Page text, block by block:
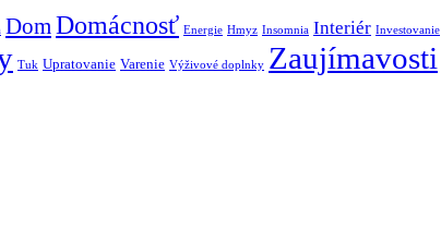
Dom Domácnosť Energie Hmyz Insomnia Interiér Investovanie
Tuk Upratovanie Varenie Výživové doplnky Zaujímavosti